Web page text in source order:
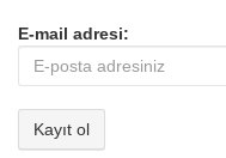
E-mail adresi: